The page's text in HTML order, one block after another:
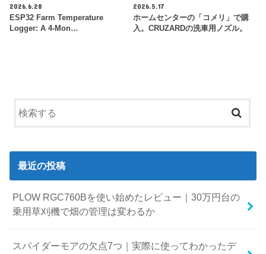
2026.6.28
ESP32 Farm Temperature
Logger: A 4-Mon…
2026.5.17
ホームセンターの「コメリ」で購
入。CRUZARDの洗車用ノズル。
最近の投稿
PLOW RGC760Bを使い始めたレビュー｜30万円台の
乗用草刈機で畑の管理は変わるか
スパイダーモアの欠点7つ｜実際に使ってわかったデ